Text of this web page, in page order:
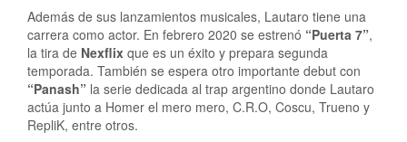
Además de sus lanzamientos musicales, Lautaro tiene una
carrera como actor. En febrero 2020 se estrenó “Puerta 7”,
la tira de Nexflix que es un éxito y prepara segunda
temporada. También se espera otro importante debut con
“Panash” la serie dedicada al trap argentino donde Lautaro
actúa junto a Homer el mero mero, C.R.O, Coscu, Trueno y
RepliK, entre otros.